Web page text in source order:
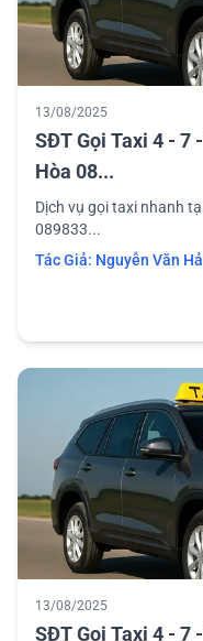
13/08/2025
SĐT Gọi Taxi 4 - 7
Hòa 08...
Dịch vụ gọi taxi nhanh
089833...
Tác Giả: Nguyễn Văn
13/08/2025
SĐT Gọi Taxi 4 - 7